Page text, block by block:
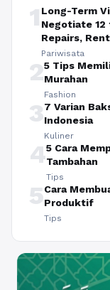
1 Long-Term
Negotiate
Repairs,
Pariwisata
25 Tips
Murahan
Fashion
37 Varian
Indonesia
Kuliner
45 Cara
Tambahan
Tips
5Cara
Produktif
Tips